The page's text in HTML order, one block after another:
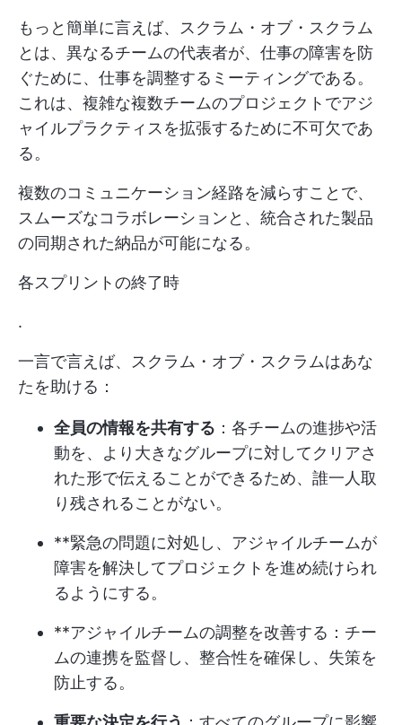
もっと簡単に言えば、スクラム・オブ・スクラム
とは、異なるチームの代表者が、仕事の障害を防
ぐために、仕事を調整するミーティングである。
これは、複雑な複数チームのプロジェクトでアジ
ャイルプラクティスを拡張するために不可欠であ
る。
複数のコミュニケーション経路を減らすことで、
スムーズなコラボレーションと、統合された製品
の同期された納品が可能になる。
各スプリントの終了時
.
一言で言えば、スクラム・オブ・スクラムはあな
たを助ける：
全員の情報を共有する ：各チームの進捗や活
動を、より大きなグループに対してクリアさ
れた形で伝えることができるため、誰一人取
り残されることがない。
**緊急の問題に対処し、アジャイルチームが
障害を解決してプロジェクトを進め続けられ
るようにする。
**アジャイルチームの調整を改善する：チー
ムの連携を監督し、整合性を確保し、失策を
防止する。